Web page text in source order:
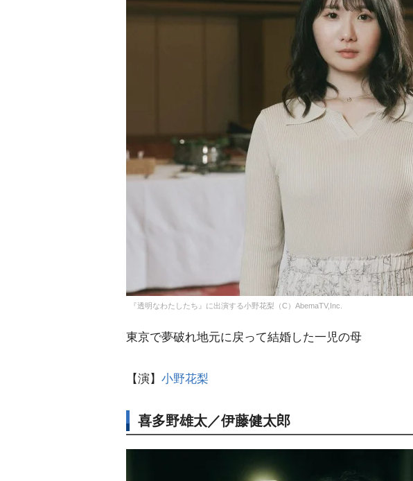
『透明なわたしたち』に出演する小野花梨（C）AbemaTV,Inc.
東京で夢破れ地元に戻って結婚した一児の母
【演】 小野花梨
喜多野雄太／伊藤健太郎